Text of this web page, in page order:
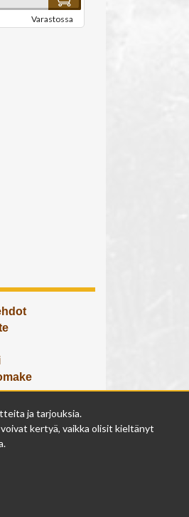
Varastossa
ja tarjouksia.
kertyä, vaikka olisit kieltänyt